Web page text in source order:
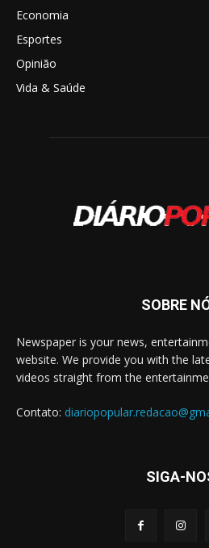
Economia
Esportes
Opinião
Vida & Saúde
SOBRE
Newspaper is your news,
website. We provide you with the
videos straight from the
Contato:
SIGA-